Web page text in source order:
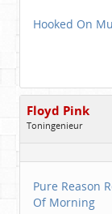
Hooked On
Floyd Pink
Toningenieur
Beiträge:
7827
Pure Reason
Of Morning